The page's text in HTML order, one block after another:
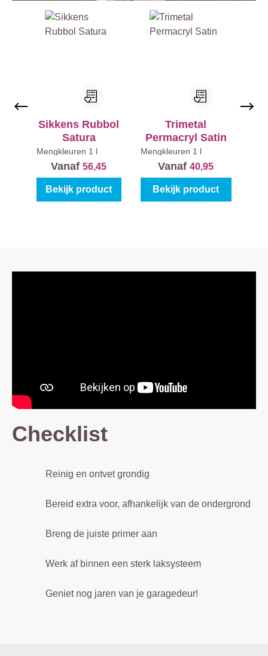
Sikkens Rubbol
Satura
Mengkleuren 1 l
Vanaf56,45
Bekijk product
Trimetal
Permacryl Satin
Mengkleuren 1 l
Vanaf40,95
Bekijk product
Checklist
Reinig en ontvet grondig
Bereid extra voor, afhankelijk van de ondergrond
Breng de juiste primer aan
Werk af binnen een sterk laksysteem
Geniet nog jaren van je garagedeur!